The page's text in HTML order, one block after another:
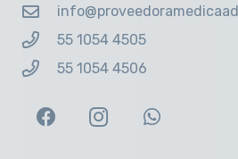
55 1054 4505
55 1054 4506